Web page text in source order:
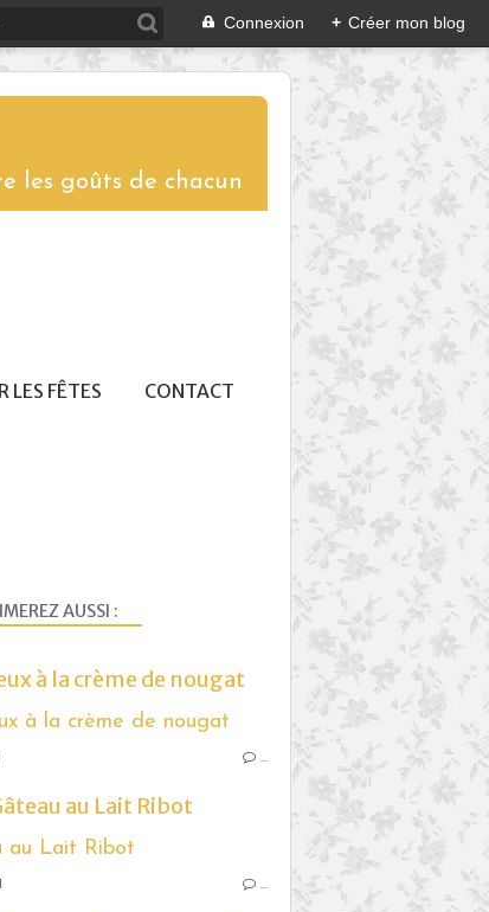
Connexion + Créer mon blog
les goûts de chacun
LES FÊTES CONTACT
AUSSI :
à la crème de nougat
…
au Lait Ribot
…